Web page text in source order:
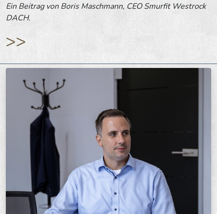
Ein Beitrag von Boris Maschmann, CEO Smurfit Westrock
DACH.
>>